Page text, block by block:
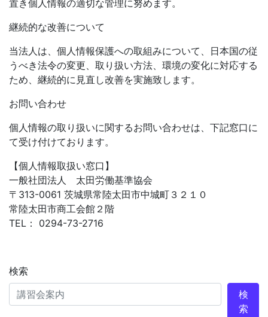
置き個人情報の適切な管理に努めます。
継続的な改善について
当法人は、個人情報保護への取組みについて、日本国の従
うべき法令の変更、取り扱い方法、環境の変化に対応する
ため、継続的に見直し改善を実施致します。
お問い合わせ
個人情報の取り扱いに関するお問い合わせは、下記窓口に
て受け付けております。
【個人情報取扱い窓口】
一般社団法人 太田労働基準協会
〒313-0061 茨城県常陸太田市中城町３２１０
常陸太田市商工会館２階
TEL： 0294-73-2716
検索
検
索